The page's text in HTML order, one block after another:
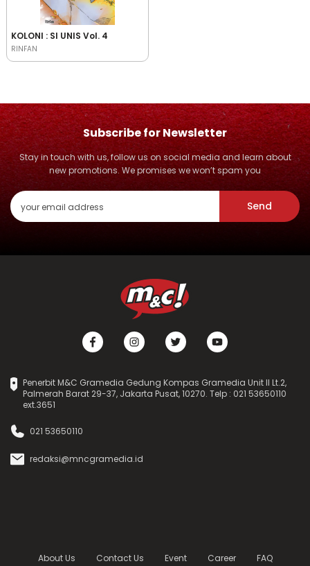
KOLONI : SI UNIS Vol. 4
RINFAN
Subscribe for Newsletter
Stay in touch with us, follow us on social media and learn about
new promotions. We promises we won’t spam you
Send
Penerbit M&C Gramedia Gedung Kompas Gramedia Unit II Lt.2,
Palmerah Barat 29-37, Jakarta Pusat, 10270. Telp : 021 53650110
ext.3651
021 53650110
redaksi@mncgramedia.id
About Us Contact Us Event Career FAQ